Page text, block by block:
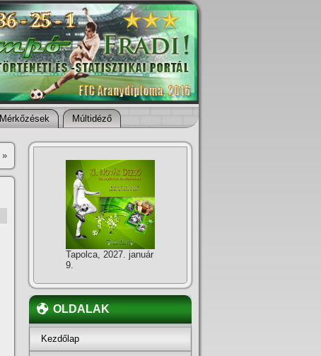
Mérkőzések Múltidéző
»
Tapolca, 2027. január
9.
OLDALAK
Kezdőlap